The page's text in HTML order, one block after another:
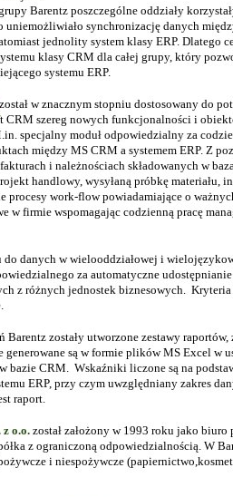
Barentz poszczególne oddziały
synchronizację danych
jednolity system klasy ERP. Dlatego
klasy CRM dla całej grupy, który
systemu ERP.
został w znacznym stopniu dostosowany do
CRM szereg nowych funkcjonalności i
specjalny moduł odpowiedzialny za
między MS CRM a systemem ERP. Z
i należnościach składowanych w
handlowy, wysyłaną próbkę materiału,
procesy work-flow powiadamiające o
w firmie wspomagając codzienną pracę
danych w wielooddziałowej i
za automatyczne
z różnych jednostek biznesowych. Kryteria
zostały utworzone zestawy raportów,
są w formie plików MS Excel w
bazie CRM. Wskaźniki liczone są na
ERP, przy czym uwzględniany zakres
raport.
z o.o. został założony w 1993 roku jako
z ograniczoną odpowiedzialnością. W
i niespożywcze